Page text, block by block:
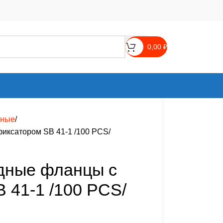
0,00 ₽
SB 41-1 /100 PCS/
фланцы с
41-1 /100 PCS/